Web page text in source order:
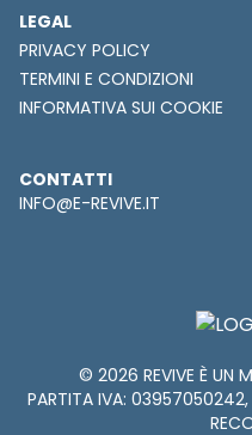
LEGAL
PRIVACY POLICY
TERMINI E CONDIZIONI
INFORMATIVA SUI COOKIE
CONTATTI
INFO@E-REVIVE.IT
© 2026 REVIVE È UN
PARTITA IVA: 03957050242,